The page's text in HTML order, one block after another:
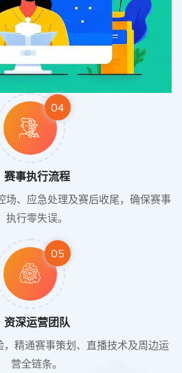
04
赛事执行流程
场、应急处理及赛后收尾，确保赛事
执行零失误。
05
资深运营团队
精通赛事策划、直播技术及周边运
营全链条。